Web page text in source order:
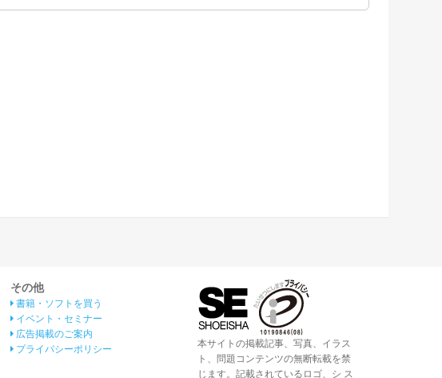
その他
書籍・ソフトを買う
イベント・セミナー
広告掲載のご案内
プライバシーポリシー
本サイトの掲載記事、写真、イラス
ト、問題コンテンツの無断転載を禁
じます。記載されているロゴ、シ ス